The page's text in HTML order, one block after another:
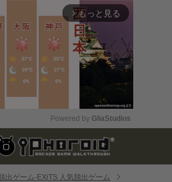
arrow_forward_ios もっと見る
Mute
Powered by GliaStudios
脱出ゲーム-EXiTS 人気脱出ゲーム